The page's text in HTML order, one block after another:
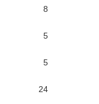
8
5
5
24